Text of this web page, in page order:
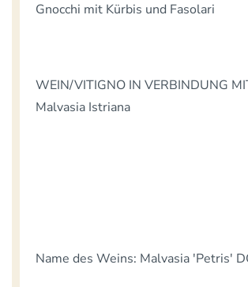
Gnocchi mit Kürbis und Fasolari
WEIN/VITIGNO IN VERBINDUNG
Malvasia Istriana
Name des Weins: Malvasia 'Petris'